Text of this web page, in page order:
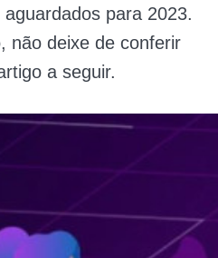
aguardados para 2023.
não deixe de conferir
a seguir.